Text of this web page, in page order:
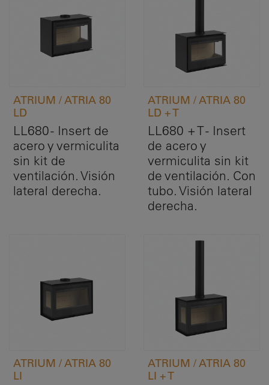
ATRIUM / ATRIA 80
LD
LL680 - Insert de
acero y vermiculita
sin kit de
ventilación. Visión
lateral derecha.
ATRIUM / ATRIA 80
LD + T
LL680 + T - Insert
de acero y
vermiculita sin kit
de ventilación. Con
tubo. Visión lateral
derecha.
ATRIUM / ATRIA 80
LI
ATRIUM / ATRIA 80
LI + T